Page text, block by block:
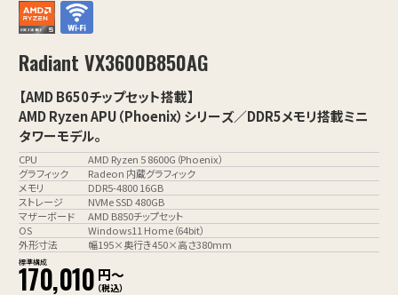
Radiant VX3600B850AG
【AMD B650チップセット搭載】
AMD Ryzen APU（Phoenix）シリーズ／DDR5メモリ搭載ミニ
タワーモデル。
CPU
AMD Ryzen 5 8600G（Phoenix）
グラフィック
Radeon 内蔵グラフィック
メモリ
DDR5-4800 16GB
ストレージ
NVMe SSD 480GB
マザーボード
AMD B850チップセット
OS
Windows11 Home（64bit）
外形寸法
幅195×奥行き450×高さ380mm
標準構成
170,010 円〜
（税込）